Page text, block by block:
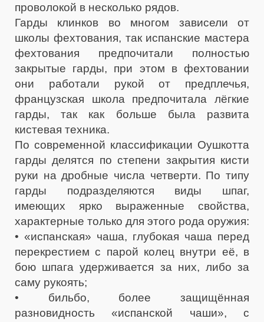
проволокой в несколько рядов.
Гарды клинков во многом зависели от
школы фехтования, так испанские мастера
фехтования предпочитали полностью
закрытые гарды, при этом в фехтовании
они работали рукой от предплечья,
французская школа предпочитала лёгкие
гарды, так как больше была развита
кистевая техника.
По современной классификации Оушкотта
гарды делятся по степени закрытия кисти
руки на дробные числа четверти. По типу
гарды подразделяются виды шпаг,
имеющих ярко выраженные свойства,
характерные только для этого рода оружия:
• «испанская» чаша, глубокая чаша перед
перекрестием с парой колец внутри её, в
бою шпага удерживается за них, либо за
саму рукоять;
• бильбо, более защищённая
разновидность «испанской чаши», с